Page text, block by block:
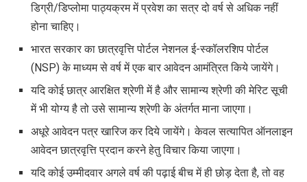
डिग्री/डिप्लोमा पाठ्यक्रम में प्रवेश का सत्र दो वर्ष से अधिक नहीं
होना चाहिए।
भारत सरकार का छात्रवृत्ति पोर्टल नेशनल ई-स्कॉलरशिप पोर्टल
(NSP) के माध्यम से वर्ष में एक बार आवेदन आमंत्रित किये जायेंगे।
यदि कोई छात्र आरक्षित श्रेणी में है और सामान्य श्रेणी की मेरिट सूची
में भी योग्य है तो उसे सामान्य श्रेणी के अंतर्गत माना जाएगा।
अधूरे आवेदन पत्र खारिज कर दिये जायेंगे। केवल सत्यापित ऑनलाइन
आवेदनछात्रवृत्ति प्रदान करने हेतु विचार किया जाएगा।
यदि कोई उम्मीदवार अगले वर्ष की पढ़ाई बीच में ही छोड़ देता है, तो वह